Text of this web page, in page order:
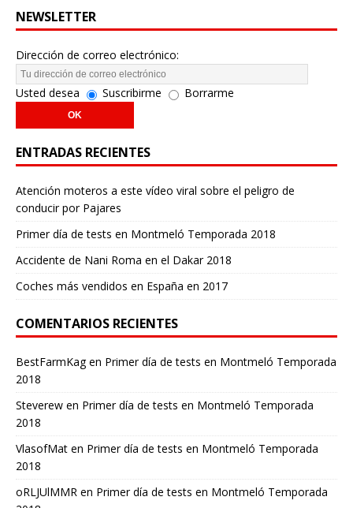
NEWSLETTER
Dirección de correo electrónico:
Usted desea Suscribirme Borrarme
ENTRADAS RECIENTES
Atención moteros a este vídeo viral sobre el peligro de
conducir por Pajares
Primer día de tests en Montmeló Temporada 2018
Accidente de Nani Roma en el Dakar 2018
Coches más vendidos en España en 2017
COMENTARIOS RECIENTES
BestFarmKagen Primer día de tests en Montmeló Temporada
2018
Steverew en Primer día de tests en Montmeló Temporada
2018
VlasofMat en Primer día de tests en Montmeló Temporada
2018
oRLJUlMMR en Primer día de tests en Montmeló Temporada